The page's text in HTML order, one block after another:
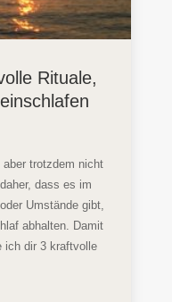
Rituale,
trotzdem nicht
dass es im
Umstände gibt,
abhalten. Damit
ich dir 3 kraftvolle